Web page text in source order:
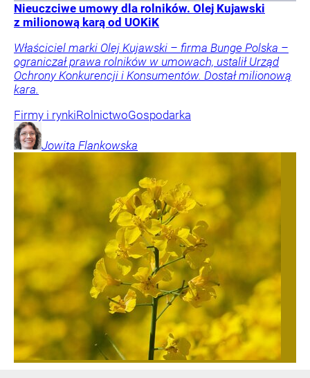
Nieuczciwe umowy dla rolników. Olej Kujawski
z milionową karą od UOKiK
Właściciel marki Olej Kujawski – firma Bunge Polska –
ograniczał prawa rolników w umowach, ustalił Urząd
Ochrony Konkurencji i Konsumentów. Dostał milionową
kara.
Firmy i rynkiRolnictwoGospodarka
Jowita Flankowska